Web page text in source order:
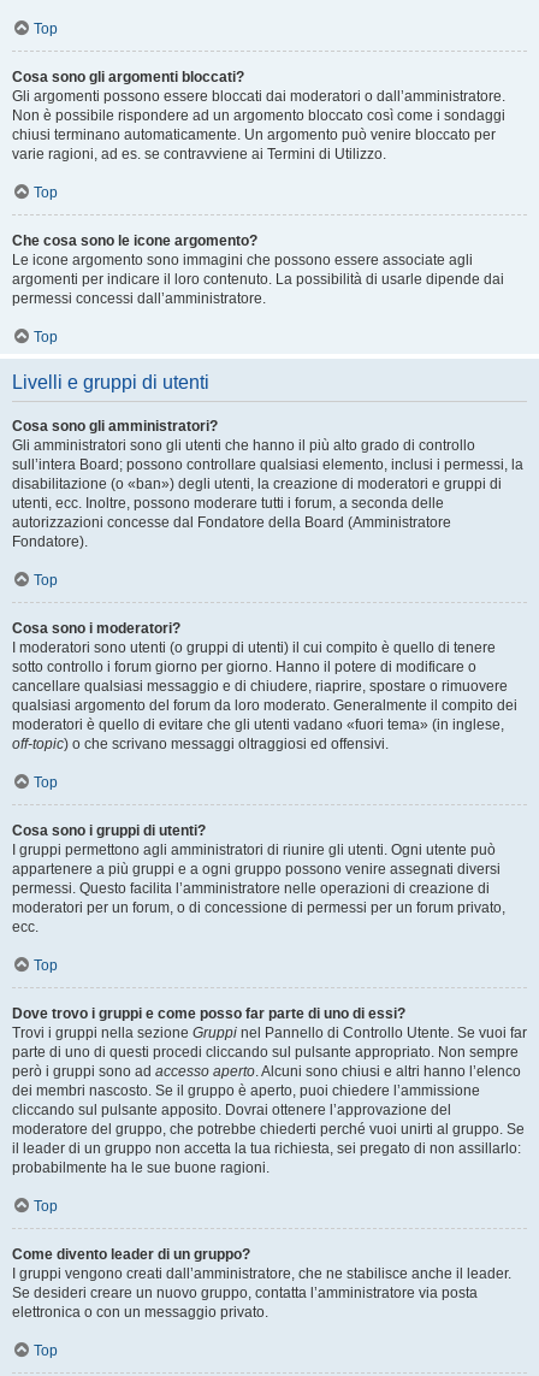
Top
Cosa sono gli argomenti bloccati?
Gli argomenti possono essere bloccati dai moderatori o dall’amministratore.
Non è possibile rispondere ad un argomento bloccato così come i sondaggi
chiusi terminano automaticamente. Un argomento può venire bloccato per
varie ragioni, ad es. se contravviene ai Termini di Utilizzo.
Top
Che cosa sono le icone argomento?
Le icone argomento sono immagini che possono essere associate agli
argomenti per indicare il loro contenuto. La possibilità di usarle dipende dai
permessi concessi dall’amministratore.
Top
Livelli e gruppi di utenti
Cosa sono gli amministratori?
Gli amministratori sono gli utenti che hanno il più alto grado di controllo
sull’intera Board; possono controllare qualsiasi elemento, inclusi i permessi, la
disabilitazione (o «ban») degli utenti, la creazione di moderatori e gruppi di
utenti, ecc. Inoltre, possono moderare tutti i forum, a seconda delle
autorizzazioni concesse dal Fondatore della Board (Amministratore
Fondatore).
Top
Cosa sono i moderatori?
I moderatori sono utenti (o gruppi di utenti) il cui compito è quello di tenere
sotto controllo i forum giorno per giorno. Hanno il potere di modificare o
cancellare qualsiasi messaggio e di chiudere, riaprire, spostare o rimuovere
qualsiasi argomento del forum da loro moderato. Generalmente il compito dei
moderatori è quello di evitare che gli utenti vadano «fuori tema» (in inglese,
off-topic) o che scrivano messaggi oltraggiosi ed offensivi.
Top
Cosa sono i gruppi di utenti?
I gruppi permettono agli amministratori di riunire gli utenti. Ogni utente può
appartenere a più gruppi e a ogni gruppo possono venire assegnati diversi
permessi. Questo facilita l’amministratore nelle operazioni di creazione di
moderatori per un forum, o di concessione di permessi per un forum privato,
ecc.
Top
Dove trovo i gruppi e come posso far parte di uno di essi?
Trovi i gruppi nella sezione Gruppi nel Pannello di Controllo Utente. Se vuoi far
parte di uno di questi procedi cliccando sul pulsante appropriato. Non sempre
però i gruppi sono ad accesso aperto. Alcuni sono chiusi e altri hanno l’elenco
dei membri nascosto. Se il gruppo è aperto, puoi chiedere l’ammissione
cliccando sul pulsante apposito. Dovrai ottenere l’approvazione del
moderatore del gruppo, che potrebbe chiederti perché vuoi unirti al gruppo. Se
il leader di un gruppo non accetta la tua richiesta, sei pregato di non assillarlo:
probabilmente ha le sue buone ragioni.
Top
Come divento leader di un gruppo?
I gruppi vengono creati dall’amministratore, che ne stabilisce anche il leader.
Se desideri creare un nuovo gruppo, contatta l’amministratore via posta
elettronica o con un messaggio privato.
Top